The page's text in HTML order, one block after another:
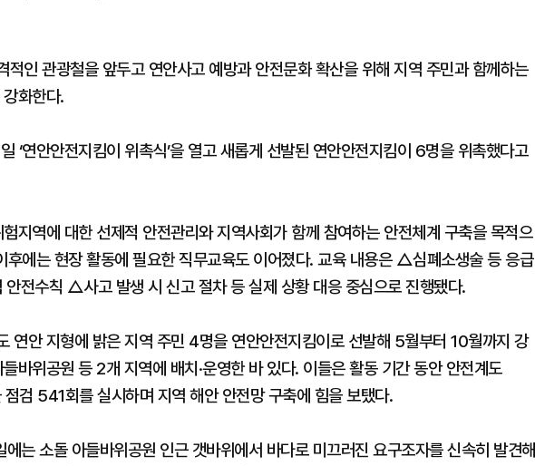
적인 관광철을 앞두고 연안사고 예방과 안전문화 확산을 위해 지역 주민과 함께하는
화한다.
‘연안안전지킴이 위촉식’을 열고 새롭게 선발된 연안안전지킴이 6명을 위촉했다고
지역에 대한 선제적 안전관리와 지역사회가 함께 참여하는 안전체계 구축을 목적으
후에는 현장 활동에 필요한 직무교육도 이어졌다. 교육 내용은 △심폐소생술 등 응급
전수칙 △사고 발생 시 신고 절차 등 실제 상황 대응 중심으로 진행됐다.
연안 지형에 밝은 지역 주민 4명을 연안안전지킴이로 선발해 5월부터 10월까지 강
바위공원 등 2개 지역에 배치·운영한 바 있다. 이들은 활동 기간 동안 안전계도
검 541회를 실시하며 지역 해안 안전망 구축에 힘을 보탰다.
는 소돌 아들바위공원 인근 갯바위에서 바다로 미끄러진 요구조자를 신속히 발견해